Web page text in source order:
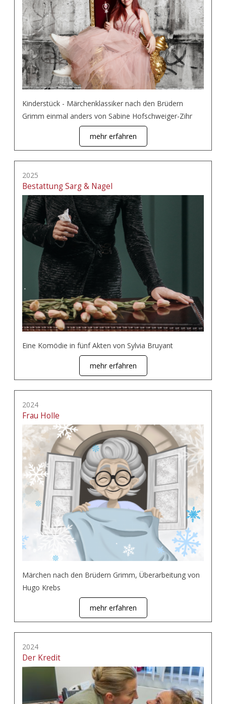
Kinderstück - Märchenklassiker nach den Brüdern
Grimm einmal anders von Sabine Hofschweiger-Zihr
mehr erfahren
2025
Bestattung Sarg & Nagel
Eine Komödie in fünf Akten von Sylvia Bruyant
mehr erfahren
2024
Frau Holle
Märchen nach den Brüdern Grimm, Überarbeitung von
Hugo Krebs
mehr erfahren
2024
Der Kredit